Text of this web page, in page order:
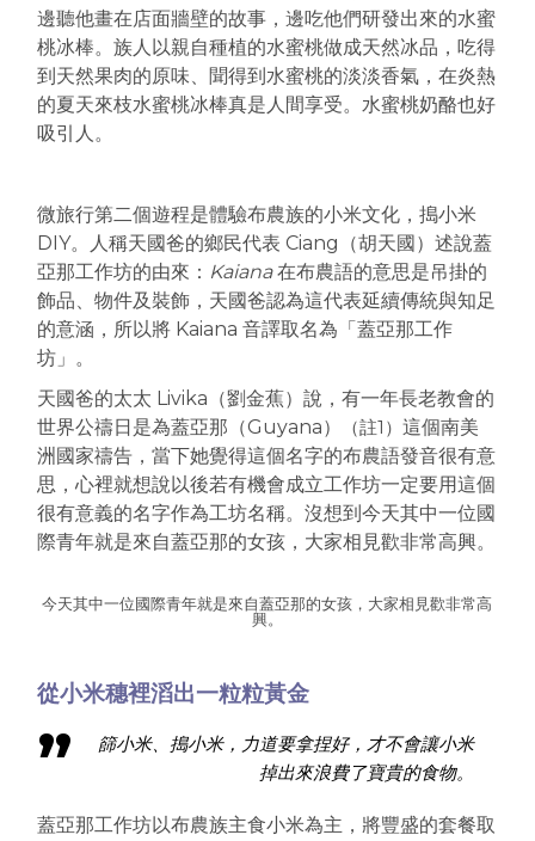
邊聽他畫在店面牆壁的故事，邊吃他們研發出來的水蜜
桃冰棒。族人以親自種植的水蜜桃做成天然冰品，吃得
到天然果肉的原味、聞得到水蜜桃的淡淡香氣，在炎熱
的夏天來枝水蜜桃冰棒真是人間享受。水蜜桃奶酪也好
吸引人。
微旅行第二個遊程是體驗布農族的小米文化，搗小米
DIY。人稱天國爸的鄉民代表 Ciang（胡天國）述說蓋
亞那工作坊的由來： Kaiana在布農語的意思是吊掛的
飾品、物件及裝飾，天國爸認為這代表延續傳統與知足
的意涵，所以將 Kaiana 音譯取名為「蓋亞那工作
坊」。
天國爸的太太 Livika（劉金蕉）說，有一年長老教會的
世界公禱日是為蓋亞那（Guyana）
（註1）這個南美
洲國家禱告，當下她覺得這個名字的布農語發音很有意
思，心裡就想說以後若有機會成立工作坊一定要用這個
很有意義的名字作為工坊名稱。沒想到今天其中一位國
際青年就是來自蓋亞那的女孩，大家相見歡非常高興。
今天其中一位國際青年就是來自蓋亞那的女孩，大家相見歡非常高
興。
從小米穗裡滔出一粒粒黃金
篩小米、搗小米，力道要拿捏好，才不會讓小米
掉出來浪費了寶貴的食物。
蓋亞那工作坊以布農族主食小米為主，將豐盛的套餐取